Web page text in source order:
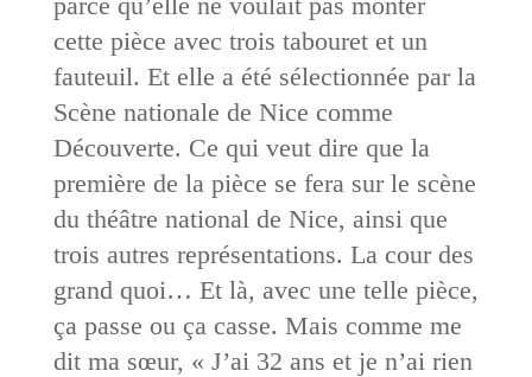
cette pièce avec trois tabouret et un
fauteuil. Et elle a été sélectionnée par la
Scène nationale de Nice comme
Découverte. Ce qui veut dire que la
première de la pièce se fera sur le scène
du théâtre national de Nice, ainsi que
trois autres représentations. La cour des
grand quoi… Et là, avec une telle pièce,
ça passe ou ça casse. Mais comme me
dit ma sœur, « J’ai 32 ans et je n’ai rien